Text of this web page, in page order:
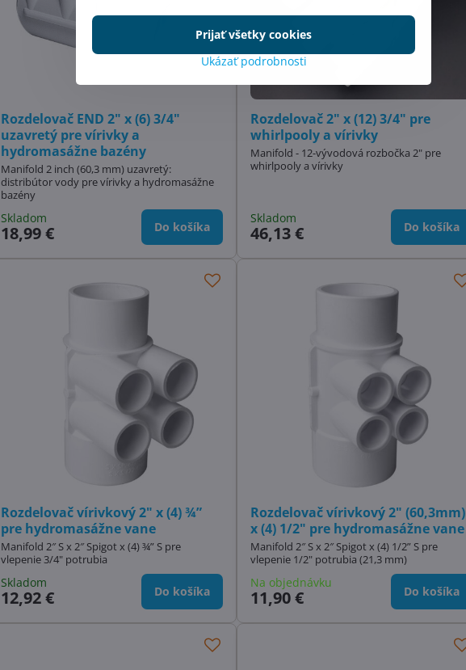
Rozdelovač END 2" x (6) 3/4"
uzavretý pre vírivky a
hydromasážne bazény
Manifold 2 inch (60,3 mm) uzavretý:
distribútor vody pre vírivky a hydromasážne
bazény
Skladom
18,99 € Do košíka
Rozdelovač 2" x (12) 3/4" pre
whirlpooly a vírivky
Manifold - 12-vývodová rozbočka 2" pre
whirlpooly a vírivky
Skladom
46,13 € Do košíka
Rozdelovač vírivkový 2" x (4) ¾”
pre hydromasážne vane
Manifold 2″ S x 2″ Spigot x (4) ¾” S pre
vlepenie 3/4" potrubia
Skladom
12,92 € Do košíka
Rozdelovač vírivkový 2" (60,3mm)
x (4) 1/2" pre hydromasážne vane
Manifold 2″ S x 2″ Spigot x (4) 1/2” S pre
vlepenie 1/2" potrubia (21,3 mm)
Na objednávku
11,90 € Do košíka
Ukázať podrobnosti
Prijať všetky cookies